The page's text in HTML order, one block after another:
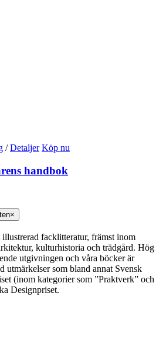
/ Detaljer Köp nu
handbok
×
facklitteratur, främst inom
kulturhistoria och trädgård. Hög
utgivningen och våra böcker är
utmärkelser som bland annat Svensk
(inom kategorier som ”Praktverk” och
Designpriset.